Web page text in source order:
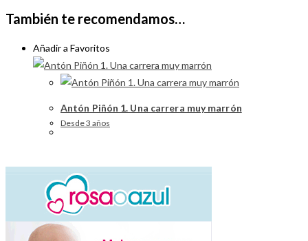
También te recomendamos…
Añadir a Favoritos
Antón Piñón 1. Una carrera muy marrón
Desde 3 años